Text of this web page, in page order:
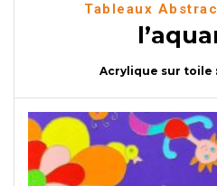
Tableaux
Acrylique sur toile